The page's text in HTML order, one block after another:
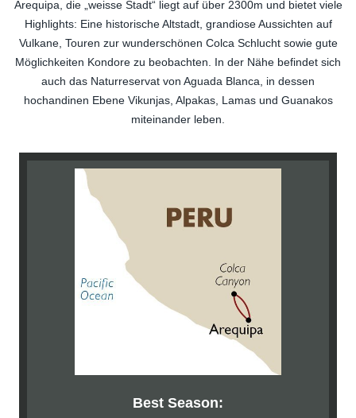
Arequipa, die „weisse Stadt“ liegt auf über 2300m und bietet viele
Highlights: Eine historische Altstadt, grandiose Aussichten auf
Vulkane, Touren zur wunderschönen Colca Schlucht sowie gute
Möglichkeiten Kondore zu beobachten. In der Nähe befindet sich
auch das Naturreservat von Aguada Blanca, in dessen
hochandinen Ebene Vikunjas, Alpakas, Lamas und Guanakos
miteinander leben.
Best Season: